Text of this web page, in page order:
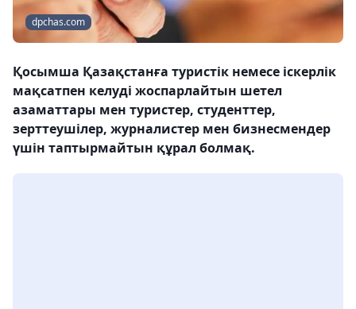
dpchas.com
Қосымша Қазақстанға туристік немесе іскерлік
мақсатпен келуді жоспарлайтын шетел
азаматтары мен туристер, студенттер,
зерттеушілер, журналистер мен бизнесмендер
үшін таптырмайтын құрал болмақ.